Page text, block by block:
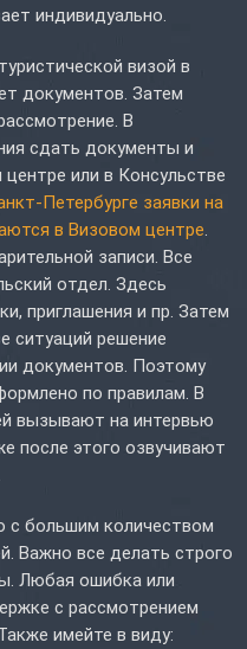
индивидуально.
визой в
документов. Затем
В
сдать документы и
или в Консульстве
Петербурге заявки на
в Визовом центре
записи. Все
отдел. Здесь
приглашения и пр. Затем
ситуаций решение
документов. Поэтому
по правилам. В
вызывают на интервью
после этого озвучивают
с большим количеством
Важно все делать строго
Любая ошибка или
с рассмотрением
имейте в виду: